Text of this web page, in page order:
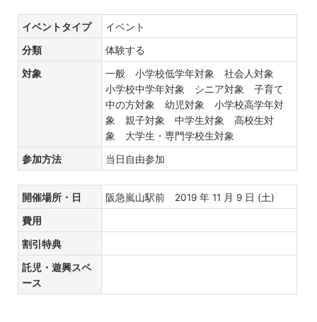
イベントタイプ イベント
分類 体験する
対象
一般 小学校低学年対象 社会人対象
小学校中学年対象 シニア対象 子育て
中の方対象 幼児対象 小学校高学年対
象 親子対象 中学生対象 高校生対
象 大学生・専門学校生対象
参加方法 当日自由参加
開催場所・日 阪急嵐山駅前 2019 年 11 月 9 日 (土)
費用
割引特典
託児・遊興スペ
ース